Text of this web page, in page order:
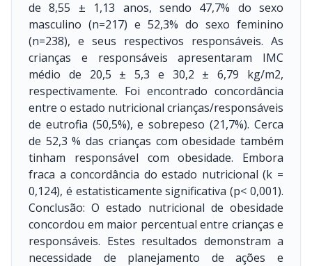
de 8,55 ± 1,13 anos, sendo 47,7% do sexo
masculino (n=217) e 52,3% do sexo feminino
(n=238), e seus respectivos responsáveis. As
crianças e responsáveis apresentaram IMC
médio de 20,5 ± 5,3 e 30,2 ± 6,79 kg/m2,
respectivamente. Foi encontrado concordância
entre o estado nutricional crianças/responsáveis
de eutrofia (50,5%), e sobrepeso (21,7%). Cerca
de 52,3 % das crianças com obesidade também
tinham responsável com obesidade. Embora
fraca a concordância do estado nutricional (k =
0,124), é estatisticamente significativa (p< 0,001).
Conclusão: O estado nutricional de obesidade
concordou em maior percentual entre crianças e
responsáveis. Estes resultados demonstram a
necessidade de planejamento de ações e